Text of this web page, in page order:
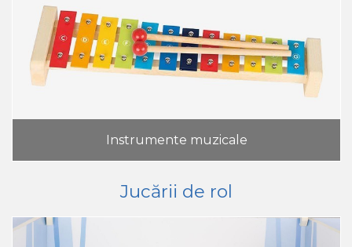
Instrumente muzicale
Jucării de rol